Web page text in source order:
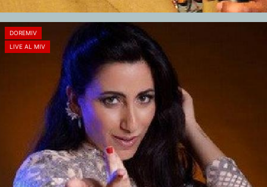
DOREMIV
LIVE AL MIV